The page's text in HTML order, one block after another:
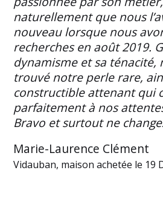
naturellement que nous
nouveau lorsque nous
recherches en août 2019.
dynamisme et sa ténacité,
trouvé notre perle rare,
constructible attenant qui
parfaitement à nos
Bravo et surtout ne
Marie-Laurence Clément
Vidauban, maison achetée le 19